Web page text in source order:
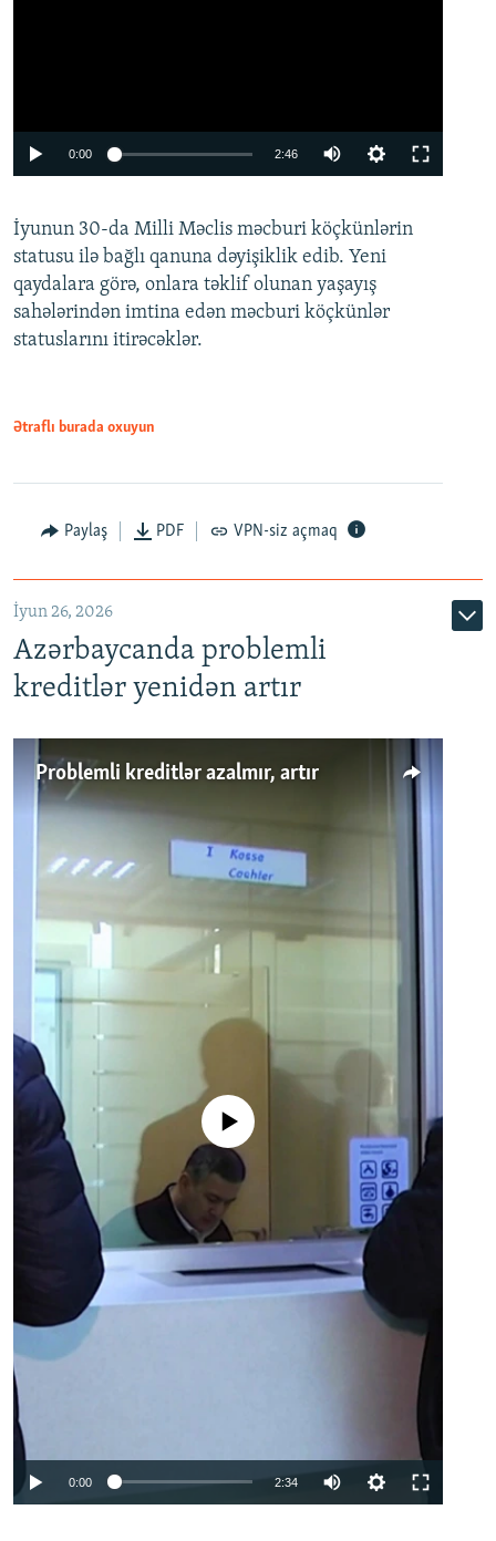
Auto 240p 360p 480p
720p 1080p
0:00 2:46
360p
480p
720p
İyunun 30-da Milli Məclis məcburi köçkünlərin
statusu ilə bağlı qanuna dəyişiklik edib. Yeni
qaydalara görə, onlara təklif olunan yaşayış
sahələrindən imtina edən məcburi köçkünlər
statuslarını itirəcəklər.
Ətraflı burada oxuyun
Paylaş PDF VPN-siz açmaq
İyun 26, 2026
Azərbaycanda problemli
kreditlər yenidən artır
Problemli kreditlər azalmır, artır
No media source currently available
0:00 2:34